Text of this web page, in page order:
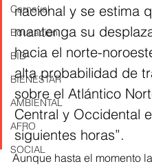
Carnaval
Educación
BID
BIENESTAR
AMBIENTAL
AFRO
SOCIAL
nacional y se estima
mantenga su
hacia el norte-
alta probabilidad de
sobre el Atlántico
Central y Occidental
siguientes horas”.
Aunque hasta el momento